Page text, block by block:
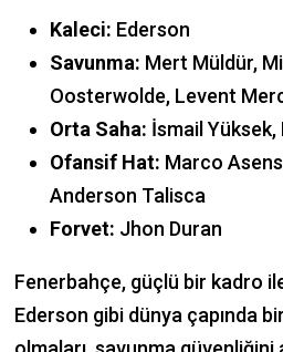
Kaleci: Ederson
Savunma: Mert Müldür,
Oosterwolde, Levent
Orta Saha: İsmail Yüksek,
Ofansif Hat: Marco
Anderson Talisca
Forvet: Jhon Duran
Fenerbahçe, güçlü bir kadro
Ederson gibi dünya çapında